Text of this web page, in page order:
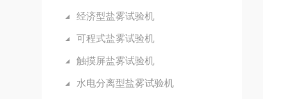
经济型盐雾试验机
可程式盐雾试验机
触摸屏盐雾试验机
水电分离型盐雾试验机